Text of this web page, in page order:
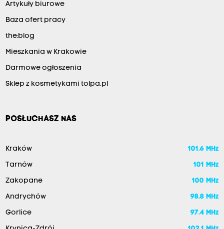
Artykuły biurowe
Baza ofert pracy
the:blog
Mieszkania w Krakowie
Darmowe ogłoszenia
Sklep z kosmetykami tolpa.pl
POSŁUCHASZ NAS
Kraków 101.6 MHz
Tarnów 101 MHz
Zakopane 100 MHz
Andrychów 98.8 MHz
Gorlice 97.4 MHz